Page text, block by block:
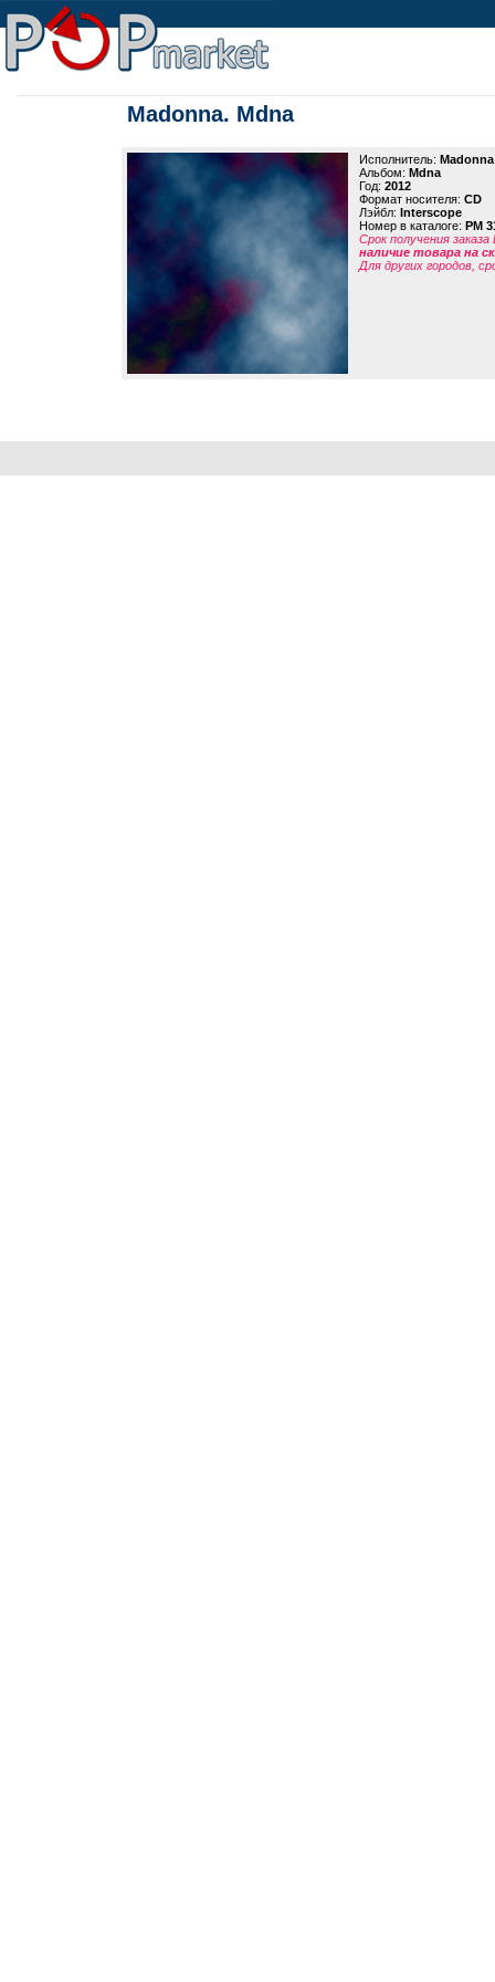
Madonna. Mdna
Исполнитель: Madonna
Альбом: Mdna
Год: 2012
Формат носителя: CD
Лэйбл: Interscope
Номер в каталоге: PM
Срок получения
наличие товара на
Для других городов,